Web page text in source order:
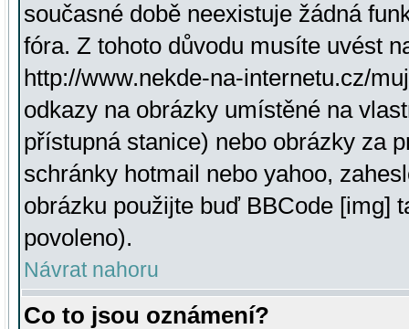
současné době neexistuje žádná
fóra. Z tohoto důvodu musíte uvést
http://www.nekde-na-internetu.cz/
odkazy na obrázky umístěné na
přístupná stanice) nebo obrázky za
schránky hotmail nebo yahoo,
obrázku použijte buď BBCode [img]
povoleno).
Návrat nahoru
Co to jsou oznámení?